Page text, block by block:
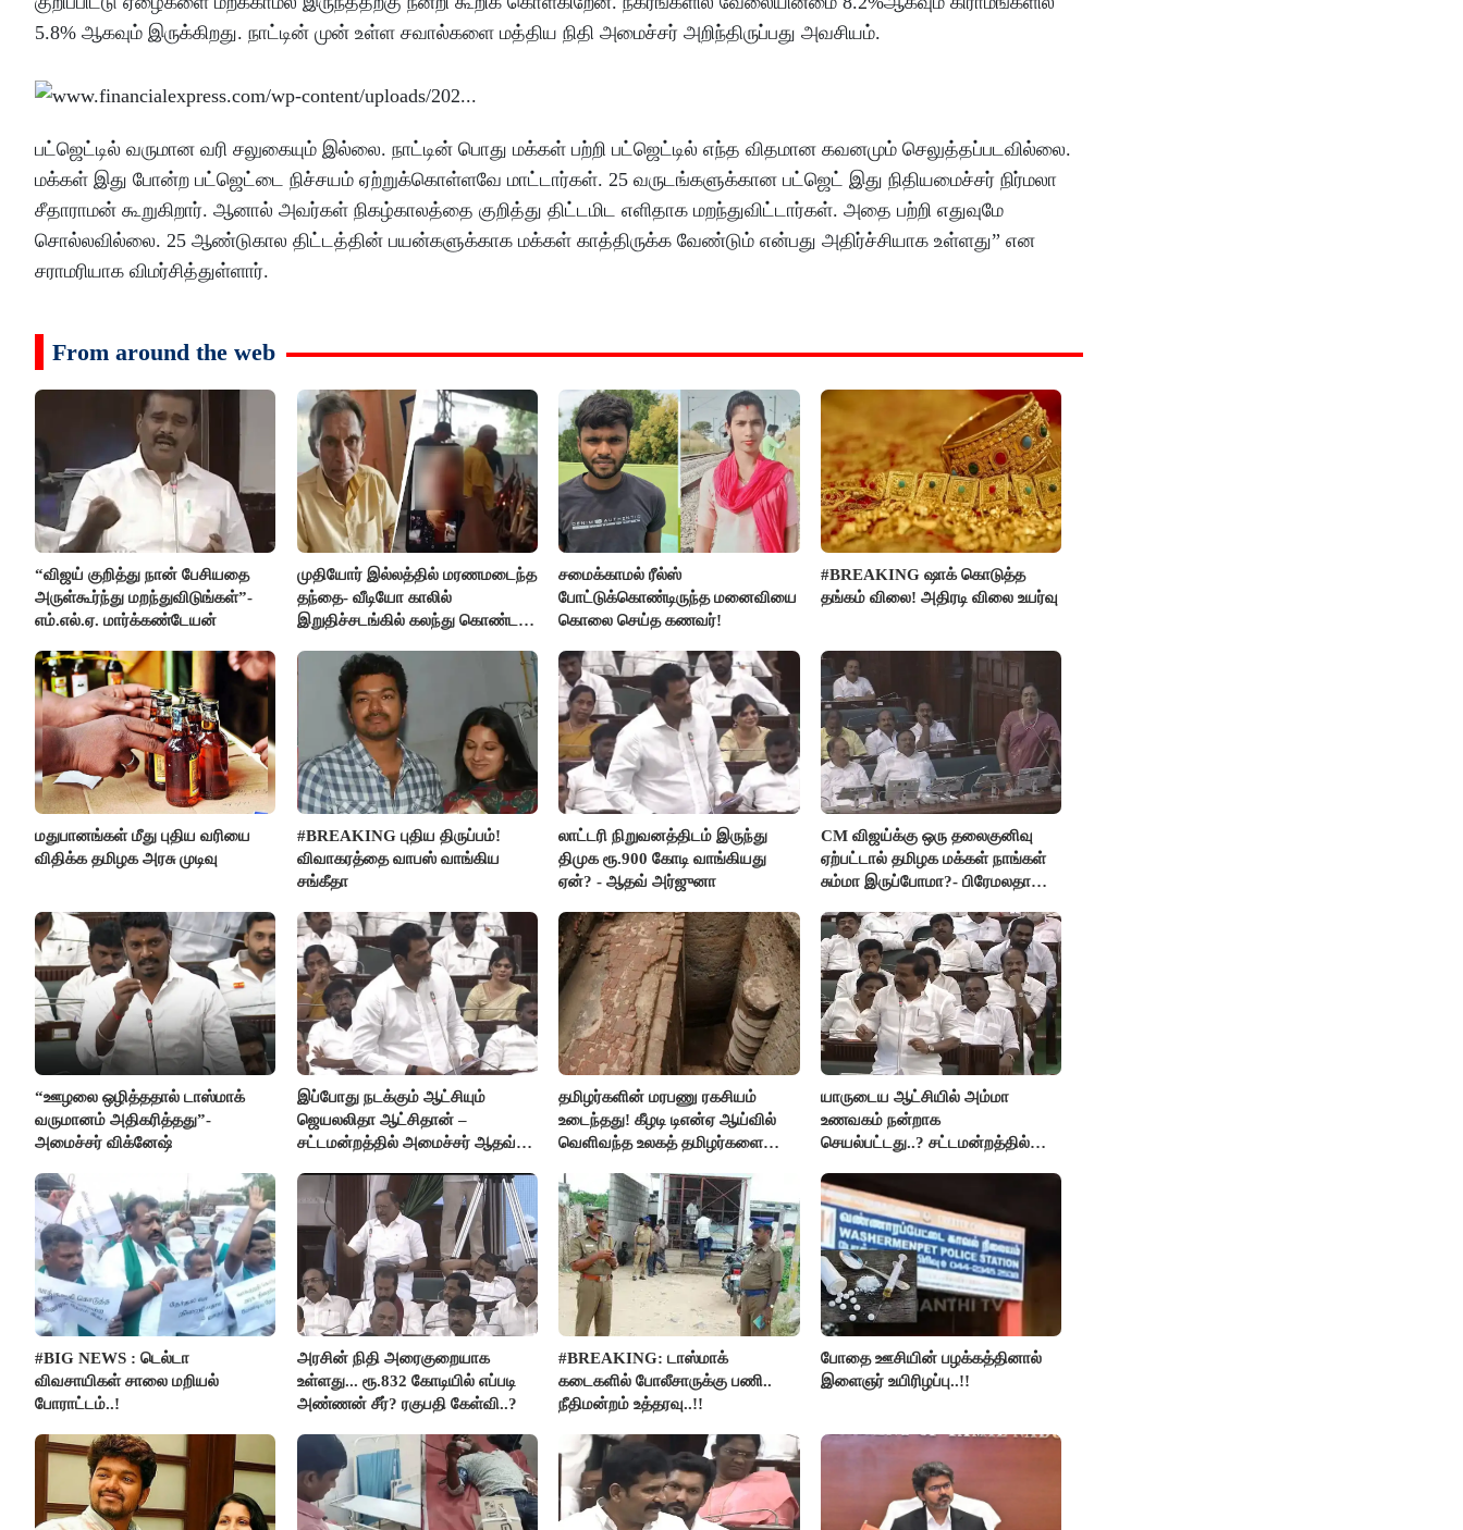
5.8% ஆகவும் இருக்கிறது. நாட்டின் முன் உள்ள சவால்களை மத்திய நிதி அமைச்சர் அறிந்திருப்பது அவசியம்.
பட்ஜெட்டில் வருமான வரி சலுகையும் இல்லை. நாட்டின் பொது மக்கள் பற்றி பட்ஜெட்டில் எந்த விதமான கவனமும் செலுத்தப்படவில்லை.
மக்கள் இது போன்ற பட்ஜெட்டை நிச்சயம் ஏற்றுக்கொள்ளவே மாட்டார்கள். 25 வருடங்களுக்கான பட்ஜெட் இது நிதியமைச்சர் நிர்மலா
சீதாராமன் கூறுகிறார். ஆனால் அவர்கள் நிகழ்காலத்தை குறித்து திட்டமிட எளிதாக மறந்துவிட்டார்கள். அதை பற்றி எதுவுமே
சொல்லவில்லை. 25 ஆண்டுகால திட்டத்தின் பயன்களுக்காக மக்கள் காத்திருக்க வேண்டும் என்பது அதிர்ச்சியாக உள்ளது” என
சராமரியாக விமர்சித்துள்ளார்.
From around the web
“விஜய் குறித்து நான் பேசியதை
அருள்கூர்ந்து மறந்துவிடுங்கள்”-
எம்.எல்.ஏ. மார்க்கண்டேயன்
முதியோர் இல்லத்தில் மரணமடைந்த
தந்தை- வீடியோ காலில்
இறுதிச்சடங்கில் கலந்து கொண்ட
சமைக்காமல் ரீல்ஸ்
போட்டுக்கொண்டிருந்த மனைவியை
கொலை செய்த கணவர்!
#BREAKING ஷாக் கொடுத்த
தங்கம் விலை! அதிரடி விலை உயர்வு
மதுபானங்கள் மீது புதிய வரியை
விதிக்க தமிழக அரசு முடிவு
#BREAKING புதிய திருப்பம்!
விவாகரத்தை வாபஸ் வாங்கிய
சங்கீதா
லாட்டரி நிறுவனத்திடம் இருந்து
திமுக ரூ.900 கோடி வாங்கியது
ஏன்? - ஆதவ் அர்ஜுனா
CM விஜய்க்கு ஒரு தலைகுனிவு
ஏற்பட்டால் தமிழக மக்கள் நாங்கள்
சும்மா இருப்போமா?- பிரேமலதா
“ஊழலை ஒழித்ததால் டாஸ்மாக்
வருமானம் அதிகரித்தது”-
அமைச்சர் விக்னேஷ்
இப்போது நடக்கும் ஆட்சியும்
ஜெயலலிதா ஆட்சிதான் –
சட்டமன்றத்தில் அமைச்சர் ஆதவ்
தமிழர்களின் மரபணு ரகசியம்
உடைந்தது! கீழடி டிஎன்ஏ ஆய்வில்
வெளிவந்த உலகத் தமிழர்களை
யாருடைய ஆட்சியில் அம்மா
உணவகம் நன்றாக
செயல்பட்டது..? சட்டமன்றத்தில்
#BIG NEWS : டெல்டா
விவசாயிகள் சாலை மறியல்
போராட்டம்..!
அரசின் நிதி அரைகுறையாக
உள்ளது... ரூ.832 கோடியில் எப்படி
அண்ணன் சீர்? ரகுபதி கேள்வி..?
#BREAKING: டாஸ்மாக்
கடைகளில் போலீசாருக்கு பணி..
நீதிமன்றம் உத்தரவு..!!
போதை ஊசியின் பழக்கத்தினால்
இளைஞர் உயிரிழப்பு..!!